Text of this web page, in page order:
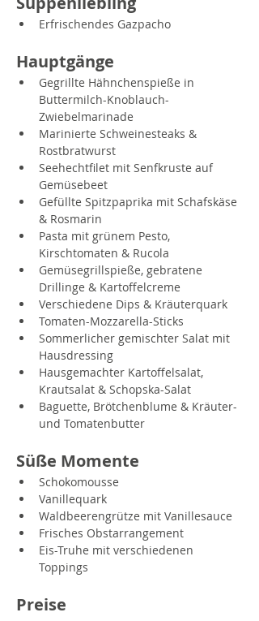
Erfrischendes Gazpacho
Hauptgänge
Gegrillte Hähnchenspieße in
Buttermilch-Knoblauch-
Zwiebelmarinade
Marinierte Schweinesteaks &
Rostbratwurst
Seehechtfilet mit Senfkruste auf
Gemüsebeet
Gefüllte Spitzpaprika mit Schafskäse
& Rosmarin
Pasta mit grünem Pesto,
Kirschtomaten & Rucola
Gemüsegrillspieße, gebratene
Drillinge & Kartoffelcreme
Verschiedene Dips & Kräuterquark
Tomaten-Mozzarella-Sticks
Sommerlicher gemischter Salat mit
Hausdressing
Hausgemachter Kartoffelsalat,
Krautsalat & Schopska-Salat
Baguette, Brötchenblume & Kräuter-
und Tomatenbutter
Süße Momente
Schokomousse
Vanillequark
Waldbeerengrütze mit Vanillesauce
Frisches Obstarrangement
Eis-Truhe mit verschiedenen
Toppings
Preise